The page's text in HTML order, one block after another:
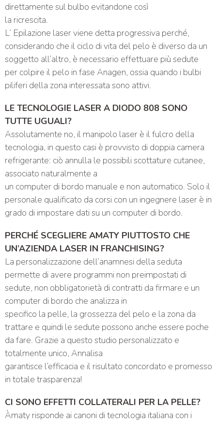
direttamente sul bulbo evitandone così
la ricrescita.
L’ Epilazione laser viene detta progressiva perché,
considerando che il ciclo di vita del pelo è diverso da un
soggetto all’altro, è necessario effettuare più sedute
per colpire il pelo in fase Anagen, ossia quando i bulbi
piliferi della zona interessata sono attivi.
LE TECNOLOGIE LASER A DIODO 808 SONO
TUTTE UGUALI?
Assolutamente no, il manipolo laser è il fulcro della
tecnologia, in questo casi è provvisto di doppia camera
refrigerante: ciò annulla le possibili scottature cutanee,
associato naturalmente a
un computer di bordo manuale e non automatico. Solo il
personale qualificato da corsi con un ingegnere laser è in
grado di impostare dati su un computer di bordo.
PERCHÉ SCEGLIERE AMATY PIUTTOSTO CHE
UN’AZIENDA LASER IN FRANCHISING?
La personalizzazione dell’anamnesi della seduta
permette di avere programmi non preimpostati di
sedute, non obbligatorietà di contratti da firmare e un
computer di bordo che analizza in
specifico la pelle, la grossezza del pelo e la zona da
trattare e quindi le sedute possono anche essere poche
da fare. Grazie a questo studio personalizzato e
totalmente unico, Annalisa
garantisce l’efficacia e il risultato concordato e promesso
in totale trasparenza!
CI SONO EFFETTI COLLATERALI PER LA PELLE?
Àmaty risponde ai canoni di tecnologia italiana con i